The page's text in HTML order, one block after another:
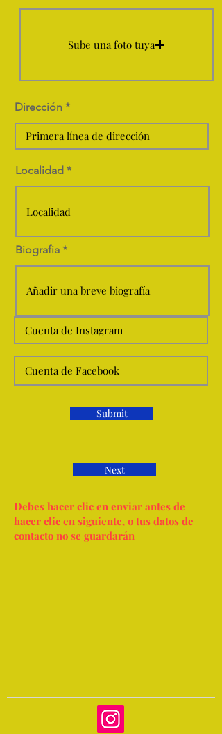
Sube una foto tuya
Biografia
Dirección
Localidad
Submit
Next
Debes hacer clic en enviar antes de
hacer clic en siguiente, o tus datos de
contacto no se guardarán